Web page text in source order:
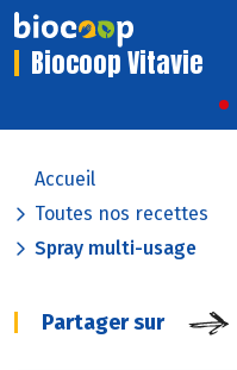
Biocoop Vitavie
Accueil
Toutes nos recettes
Spray multi-usage
Partager sur